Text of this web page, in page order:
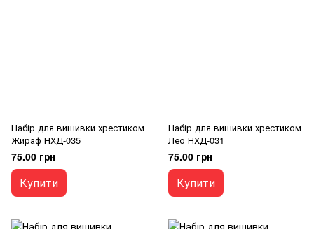
Набір для вишивки хрестиком
Жираф НХД-035
75.00 грн
Купити
Набір для вишивки хрестиком
Лео НХД-031
75.00 грн
Купити